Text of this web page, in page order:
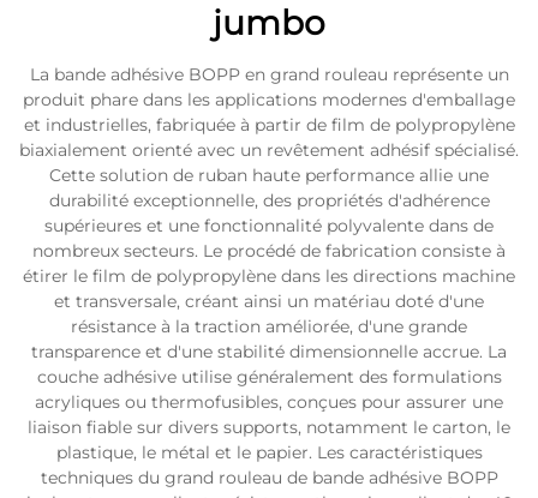
jumbo
La bande adhésive BOPP en grand rouleau représente un
produit phare dans les applications modernes d'emballage
et industrielles, fabriquée à partir de film de polypropylène
biaxialement orienté avec un revêtement adhésif spécialisé.
Cette solution de ruban haute performance allie une
durabilité exceptionnelle, des propriétés d'adhérence
supérieures et une fonctionnalité polyvalente dans de
nombreux secteurs. Le procédé de fabrication consiste à
étirer le film de polypropylène dans les directions machine
et transversale, créant ainsi un matériau doté d'une
résistance à la traction améliorée, d'une grande
transparence et d'une stabilité dimensionnelle accrue. La
couche adhésive utilise généralement des formulations
acryliques ou thermofusibles, conçues pour assurer une
liaison fiable sur divers supports, notamment le carton, le
plastique, le métal et le papier. Les caractéristiques
techniques du grand rouleau de bande adhésive BOPP